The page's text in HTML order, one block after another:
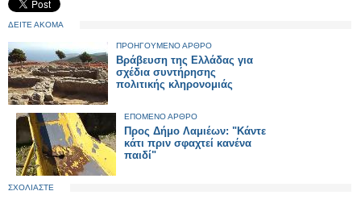
ΔΕΙΤΕ ΑΚΟΜΑ
ΠΡΟΗΓΟΥΜΕΝΟ ΑΡΘΡΟ
Βράβευση της Ελλάδας για
σχέδια συντήρησης
πολιτικής κληρονομιάς
ΕΠΟΜΕΝΟ ΑΡΘΡΟ
Προς Δήμο Λαμιέων: "Κάντε
κάτι πριν σφαχτεί κανένα
παιδί"
ΣΧΟΛΙΑΣΤΕ